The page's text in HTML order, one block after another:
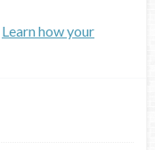
Learn how your